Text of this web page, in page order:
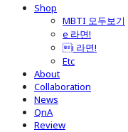
Shop
MBTI 모두보기
e 라면!
i 라면!
Etc
About
Collaboration
News
QnA
Review